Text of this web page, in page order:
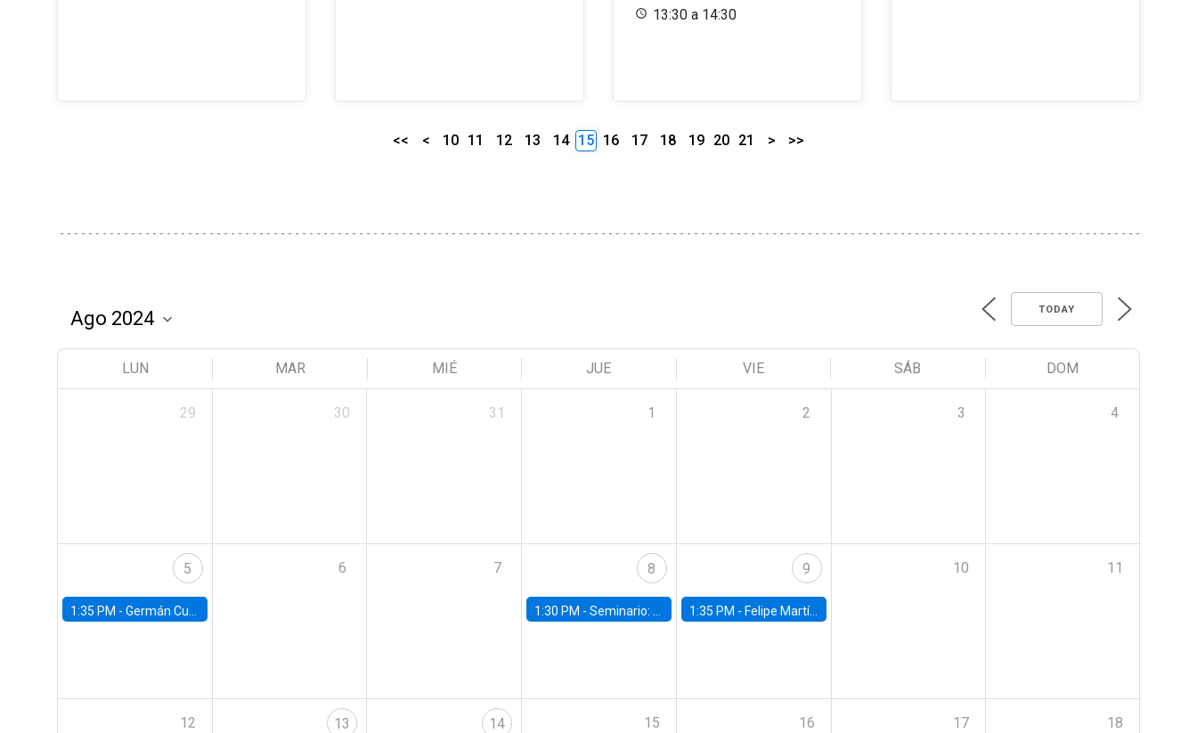
13:30 a 14:30
<< < 10 11 12 13 14 15 16 17 18 19 20 21 > >>
TODAY
LUN MAR MIÉ JUE VIE SÁB DOM
29 30 31 1 2 3 4
5
1:35 PM - Germán Cubas, University of Houston
6 7 8
1:30 PM -Seminario: “Recuperando la humanidad para progresar en la era de la IA»
9
1:35 PM - Felipe Martínez, alumno Doctorado en Economía UC
10 11
12 13 14 15 16 17 18